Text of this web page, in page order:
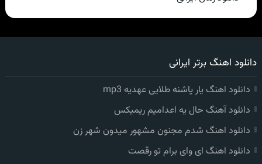
دانلود اهنگ برتر ایرانی
دانلود اهنگ یار پاشنه طلایی عهدیه mp3
دانلود آهنگ حال یه اعدامیم ریمیکس
دانلود اهنگ شدم مجنون مشهور میدون شهر زن
دانلود اهنگ ای وای برام تو رقصت